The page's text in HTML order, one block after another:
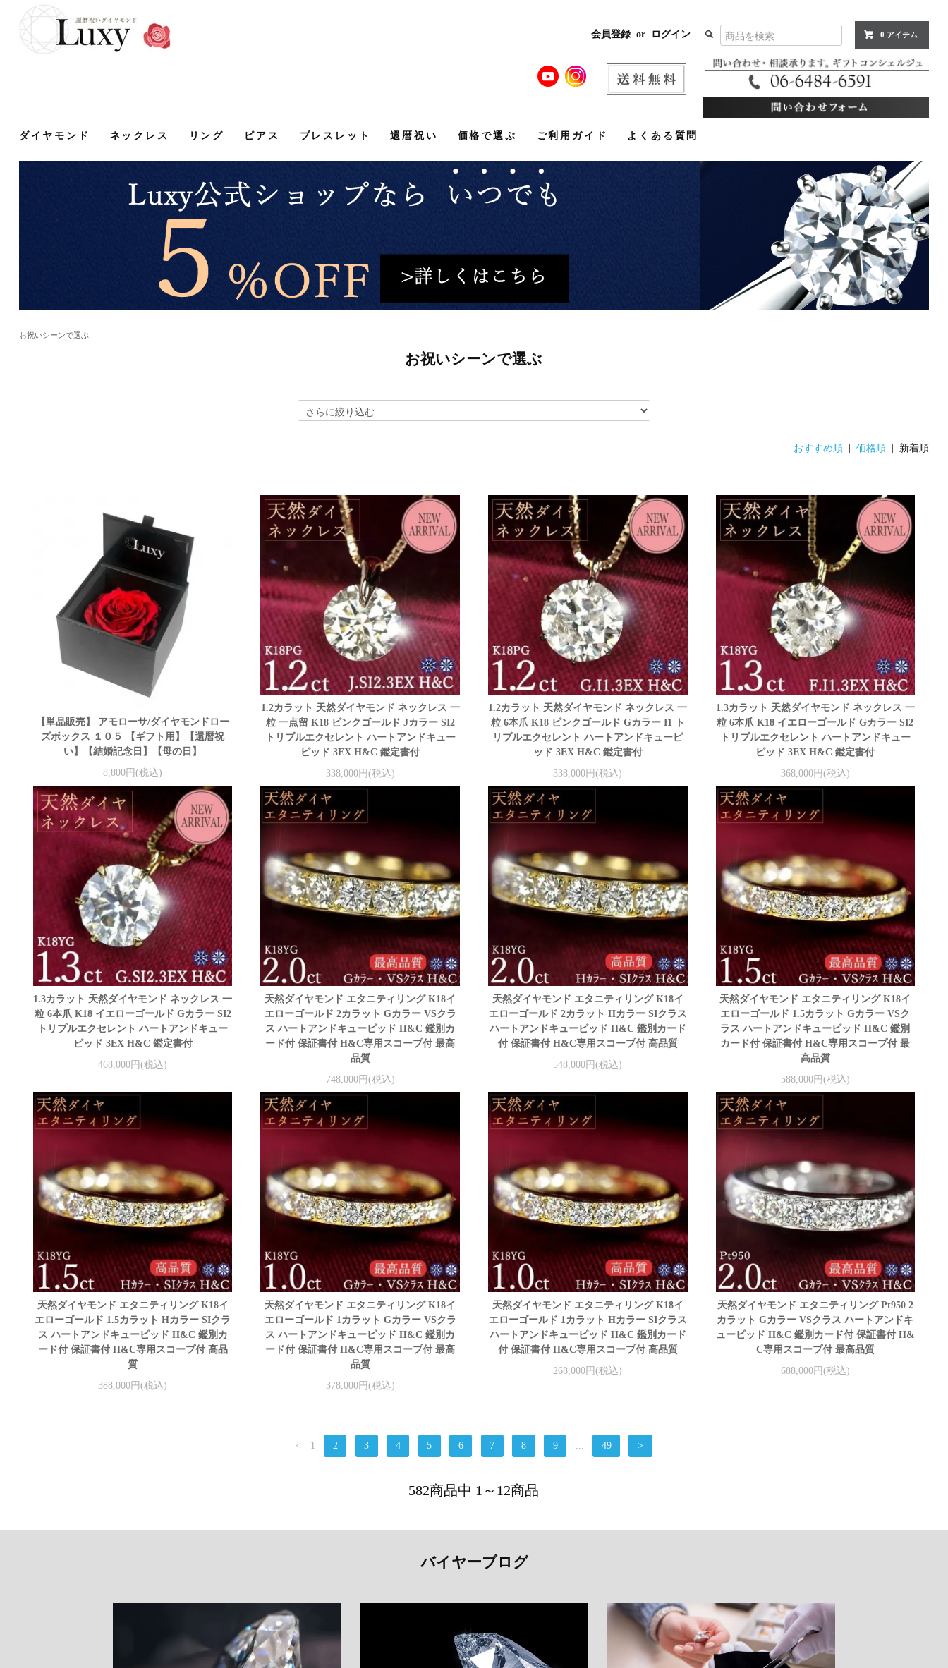
会員登録 or ログイン 0 アイテム
ダイヤモンド ネックレス リング ピアス ブレスレット 還暦祝い 価格で選ぶ ご利用ガイド よくある質問
お祝いシーンで選ぶ
お祝いシーンで選ぶ
おすすめ順 |価格順 | 新着順
【単品販売】 アモローサ/ダイヤモンドロー
ズボックス １０５ 【ギフト用】【還暦祝
い】【結婚記念日】【母の日】
8,800円(税込)
1.2カラット 天然ダイヤモンド ネックレス 一
粒 一点留 K18 ピンクゴールド Jカラー SI2
トリプルエクセレント ハートアンドキュー
ピッド 3EX H&C 鑑定書付
338,000円(税込)
1.2カラット 天然ダイヤモンド ネックレス 一
粒 6本爪 K18 ピンクゴールド Gカラー I1 ト
リプルエクセレント ハートアンドキューピ
ッド 3EX H&C 鑑定書付
338,000円(税込)
1.3カラット 天然ダイヤモンド ネックレス 一
粒 6本爪 K18 イエローゴールド Gカラー SI2
トリプルエクセレント ハートアンドキュー
ピッド 3EX H&C 鑑定書付
368,000円(税込)
1.3カラット 天然ダイヤモンド ネックレス 一
粒 6本爪 K18 イエローゴールド Gカラー SI2
トリプルエクセレント ハートアンドキュー
ピッド 3EX H&C 鑑定書付
468,000円(税込)
天然ダイヤモンド エタニティリング K18イ
エローゴールド 2カラット Gカラー VSクラ
ス ハートアンドキューピッド H&C 鑑別カ
ード付 保証書付 H&C専用スコープ付 最高
品質
748,000円(税込)
天然ダイヤモンド エタニティリング K18イ
エローゴールド 2カラット Hカラー SIクラス
ハートアンドキューピッド H&C 鑑別カード
付 保証書付 H&C専用スコープ付 高品質
548,000円(税込)
天然ダイヤモンド エタニティリング K18イ
エローゴールド 1.5カラット Gカラー VSク
ラス ハートアンドキューピッド H&C 鑑別
カード付 保証書付 H&C専用スコープ付 最
高品質
588,000円(税込)
天然ダイヤモンド エタニティリング K18イ
エローゴールド 1.5カラット Hカラー SIクラ
ス ハートアンドキューピッド H&C 鑑別カ
ード付 保証書付 H&C専用スコープ付 高品
質
388,000円(税込)
天然ダイヤモンド エタニティリング K18イ
エローゴールド 1カラット Gカラー VSクラ
ス ハートアンドキューピッド H&C 鑑別カ
ード付 保証書付 H&C専用スコープ付 最高
品質
378,000円(税込)
天然ダイヤモンド エタニティリング K18イ
エローゴールド 1カラット Hカラー SIクラス
ハートアンドキューピッド H&C 鑑別カード
付 保証書付 H&C専用スコープ付 高品質
268,000円(税込)
天然ダイヤモンド エタニティリング Pt950 2
カラット Gカラー VSクラス ハートアンドキ
ューピッド H&C 鑑別カード付 保証書付 H&
C専用スコープ付 最高品質
688,000円(税込)
< 1 2 3 4 5 6 7 8 9 ... 49 >
582商品中 1～12商品
バイヤーブログ